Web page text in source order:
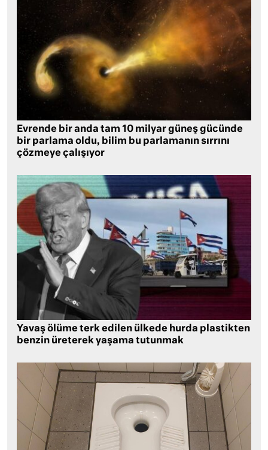
Evrende bir anda tam 10 milyar güneş gücünde
bir parlama oldu, bilim bu parlamanın sırrını
çözmeye çalışıyor
Yavaş ölüme terk edilen ülkede hurda plastikten
benzin üreterek yaşama tutunmak